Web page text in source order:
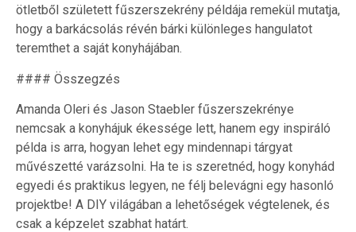
ötletből született fűszerszekrény példája remekül mutatja,
hogy a barkácsolás révén bárki különleges hangulatot
teremthet a saját konyhájában.
#### Összegzés
Amanda Oleri és Jason Staebler fűszerszekrénye
nemcsak a konyhájuk ékessége lett, hanem egy inspiráló
példa is arra, hogyan lehet egy mindennapi tárgyat
művészetté varázsolni. Ha te is szeretnéd, hogy konyhád
egyedi és praktikus legyen, ne félj belevágni egy hasonló
projektbe! A DIY világában a lehetőségek végtelenek, és
csak a képzelet szabhat határt.